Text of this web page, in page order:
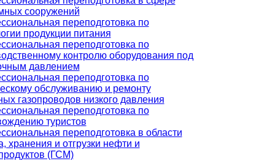
сооружений
переподготовка по
продукции питания
переподготовка по
контролю оборудования под
давлением
переподготовка по
обслуживанию и ремонту
газопроводов низкого давления
переподготовка по
туристов
переподготовка в области
хранения и отгрузки нефти и
(ГСМ)